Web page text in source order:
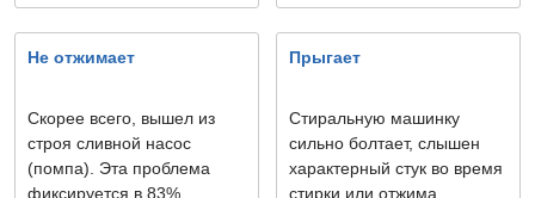
Не отжимает
Скорее всего, вышел из
строя сливной насос
(помпа). Эта проблема
фиксируется в 83%
Прыгает
Стиральную машинку
сильно болтает, слышен
характерный стук во время
стирки или отжима.